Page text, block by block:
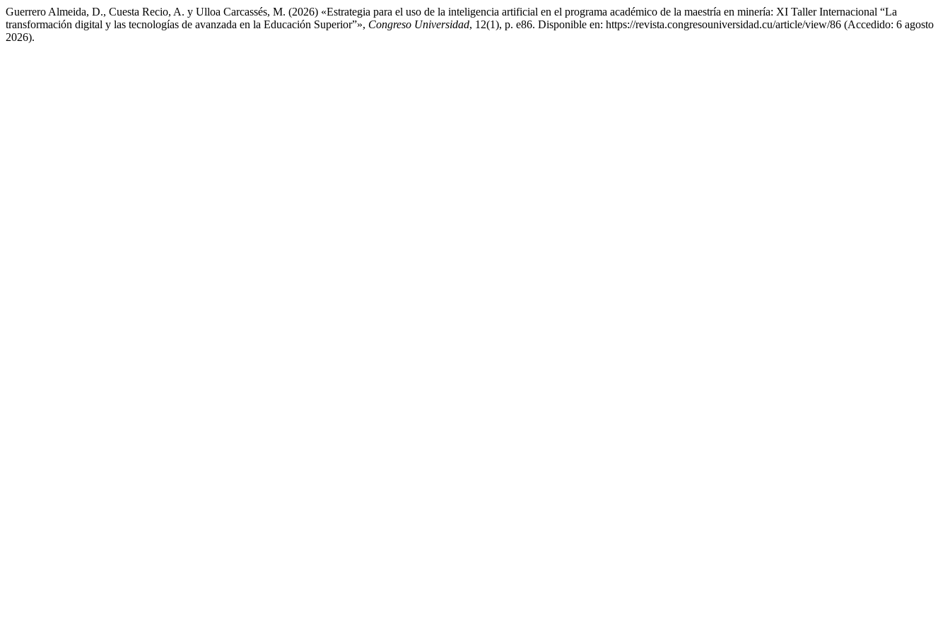
Guerrero Almeida, D., Cuesta Recio, A. y Ulloa Carcassés, M. (2026) «Estrategia para el uso de la inteligencia artificial en el programa académico de la maestría en minería: XI Taller Internacional “La
transformación digital y las tecnologías de avanzada en la Educación Superior”», Congreso Universidad, 12(1), p. e86. Disponible en: https://revista.congresouniversidad.cu/article/view/86 (Accedido: 6 agosto
2026).